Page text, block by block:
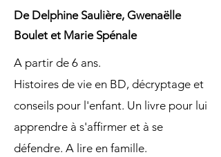
De Delphine Saulière, Gwenaëlle
Boulet et Marie Spénale
A partir de 6 ans.
Histoires de vie en BD, décryptage et
conseils pour l'enfant. Un livre pour lui
apprendre à s'affirmer et à se
défendre. A lire en famille.